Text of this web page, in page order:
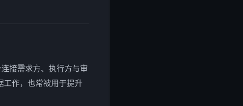
接需求方、执行方与审
工作，也常被用于提升